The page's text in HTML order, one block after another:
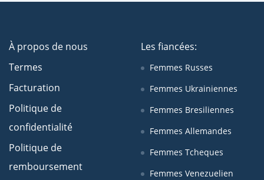
À propos de nous
Termes
Facturation
Politique de
confidentialité
Politique de
remboursement
Les fiancées:
Femmes Russes
Femmes Ukrainiennes
Femmes Bresiliennes
Femmes Allemandes
Femmes Tcheques
Femmes Venezuelien